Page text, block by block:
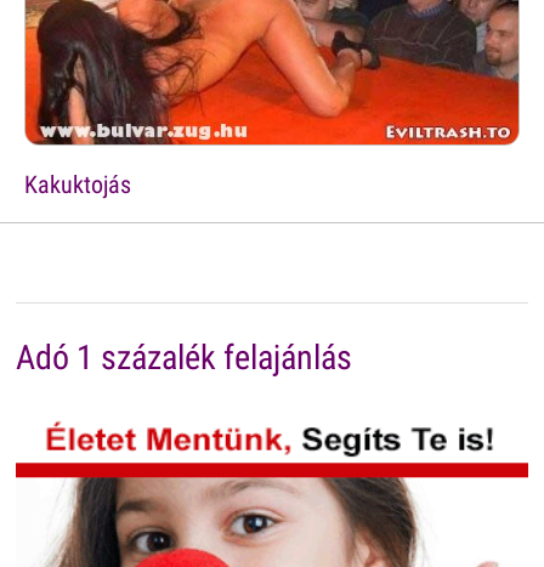
Kakuktojás
Adó 1 százalék felajánlás